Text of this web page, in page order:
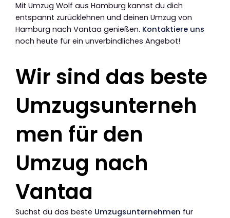
Mit Umzug Wolf aus Hamburg kannst du dich
entspannt zurücklehnen und deinen Umzug von
Hamburg nach Vantaa genießen. Kontaktiere uns
noch heute für ein unverbindliches Angebot!
Wir sind das beste
Umzugsunterneh
men für den
Umzug nach
Vantaa
Suchst du das beste Umzugsunternehmen für